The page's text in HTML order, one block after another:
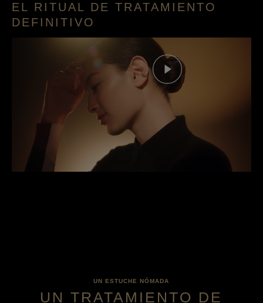
EL RITUAL DE TRATAMIENTO
DEFINITIVO
Ver el vídeo
UN ESTUCHE NÓMADA
UN TRATAMIENTO DE